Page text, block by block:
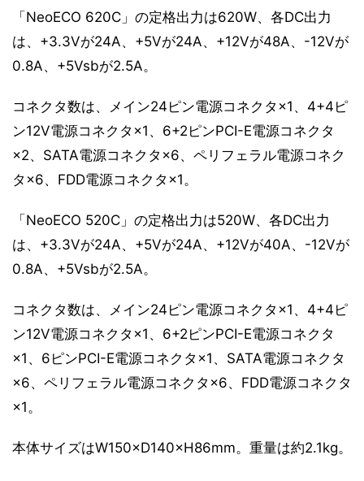
「NeoECO 620C」の定格出力は620W、各DC出力
は、+3.3Vが24A、+5Vが24A、+12Vが48A、-12Vが
0.8A、+5Vsbが2.5A。
コネクタ数は、メイン24ピン電源コネクタ×1、4+4ピ
ン12V電源コネクタ×1、6+2ピンPCI-E電源コネクタ
×2、SATA電源コネクタ×6、ペリフェラル電源コネク
タ×6、FDD電源コネクタ×1。
「NeoECO 520C」の定格出力は520W、各DC出力
は、+3.3Vが24A、+5Vが24A、+12Vが40A、-12Vが
0.8A、+5Vsbが2.5A。
コネクタ数は、メイン24ピン電源コネクタ×1、4+4ピ
ン12V電源コネクタ×1、6+2ピンPCI-E電源コネクタ
×1、6ピンPCI-E電源コネクタ×1、SATA電源コネクタ
×6、ペリフェラル電源コネクタ×6、FDD電源コネクタ
×1。
本体サイズはW150×D140×H86mm。重量は約2.1kg。